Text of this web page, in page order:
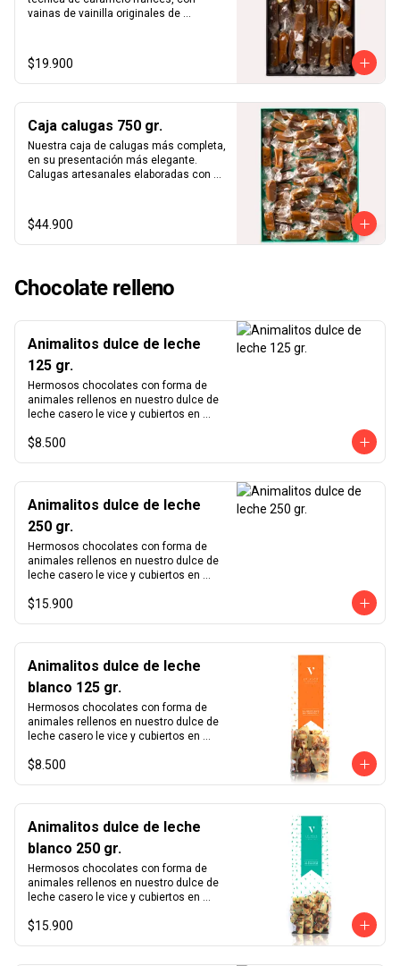
Vainilla Madagascar
limitado. Te recomendamos hacer tu
compra cuanto antes para reservar tu
vainas de vainilla originales de
kraft con folia dorada con 300gr. De
calugas aleatorias. Aproximadamente
25 calugas por caja.
$19.900
Caja calugas 750 gr.
Nuestra caja de calugas más completa,
en su presentación más elegante.
Calugas artesanales elaboradas con
madagascar y los mejores ingredientes
del mercado.
$44.900
Chocolate relleno
Animalitos dulce de leche
125 gr.
Hermosos chocolates con forma de
animales rellenos en nuestro dulce de
leche casero le vice y cubiertos en
$8.500
Animalitos dulce de leche
250 gr.
Hermosos chocolates con forma de
animales rellenos en nuestro dulce de
leche casero le vice y cubiertos en
$15.900
Animalitos dulce de leche
blanco 125 gr.
Hermosos chocolates con forma de
animales rellenos en nuestro dulce de
leche casero le vice y cubiertos en
$8.500
Animalitos dulce de leche
blanco 250 gr.
Hermosos chocolates con forma de
animales rellenos en nuestro dulce de
leche casero le vice y cubiertos en
$15.900